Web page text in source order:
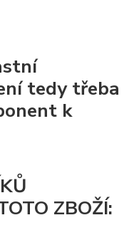
tedy třeba
k
ZBOŽÍ: